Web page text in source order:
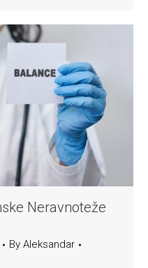
Neravnoteže
By Aleksandar